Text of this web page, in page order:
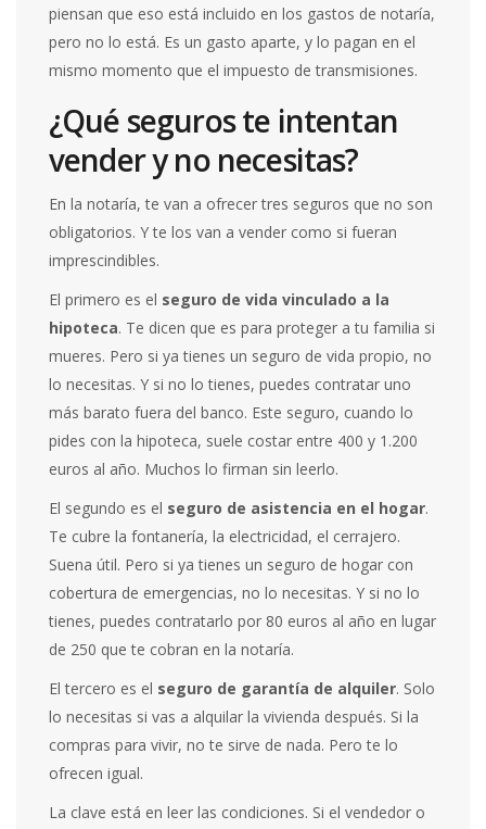
piensan que eso está incluido en los gastos de notaría,
pero no lo está. Es un gasto aparte, y lo pagan en el
mismo momento que el impuesto de transmisiones.
¿Qué seguros te intentan
vender y no necesitas?
En la notaría, te van a ofrecer tres seguros que no son
obligatorios. Y te los van a vender como si fueran
imprescindibles.
El primero es el seguro de vida vinculado a la
hipoteca. Te dicen que es para proteger a tu familia si
mueres. Pero si ya tienes un seguro de vida propio, no
lo necesitas. Y si no lo tienes, puedes contratar uno
más barato fuera del banco. Este seguro, cuando lo
pides con la hipoteca, suele costar entre 400 y 1.200
euros al año. Muchos lo firman sin leerlo.
El segundo es el seguro de asistencia en el hogar.
Te cubre la fontanería, la electricidad, el cerrajero.
Suena útil. Pero si ya tienes un seguro de hogar con
cobertura de emergencias, no lo necesitas. Y si no lo
tienes, puedes contratarlo por 80 euros al año en lugar
de 250 que te cobran en la notaría.
El tercero es el seguro de garantía de alquiler. Solo
lo necesitas si vas a alquilar la vivienda después. Si la
compras para vivir, no te sirve de nada. Pero te lo
ofrecen igual.
La clave está en leer las condiciones. Si el vendedor o